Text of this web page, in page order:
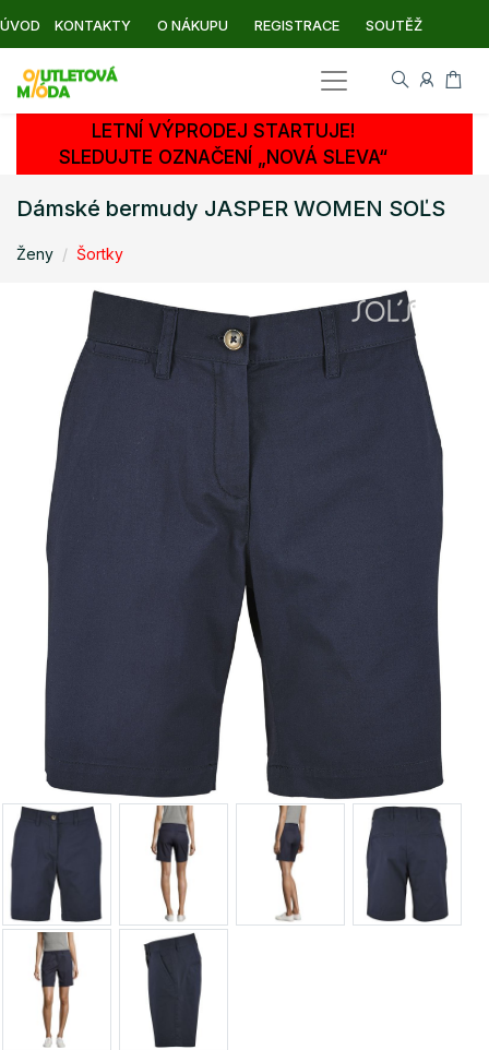
ÚVOD KONTAKTY O NÁKUPU REGISTRACE SOUTĚŽ
LETNÍ VÝPRODEJ STARTUJE!
SLEDUJTE OZNAČENÍ „NOVÁ SLEVA“
Dámské bermudy JASPER WOMEN SOĽS
Ženy Šortky